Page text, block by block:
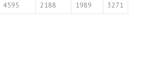
4595 2188 1989 3271